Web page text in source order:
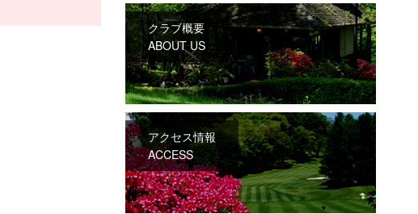
クラブ概要
ABOUT US
アクセス情報
ACCESS